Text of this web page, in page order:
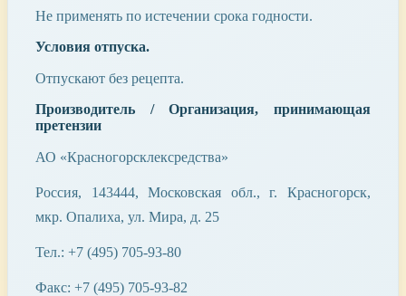
Не применять по истечении срока годности.
Условия отпуска.
Отпускают без рецепта.
Производитель / Организация, принимающая
претензии
АО «Красногорсклексредства»
Россия, 143444, Московская обл., г. Красногорск,
мкр. Опалиха, ул. Мира, д. 25
Тел.: +7 (495) 705-93-80
Факс: +7 (495) 705-93-82